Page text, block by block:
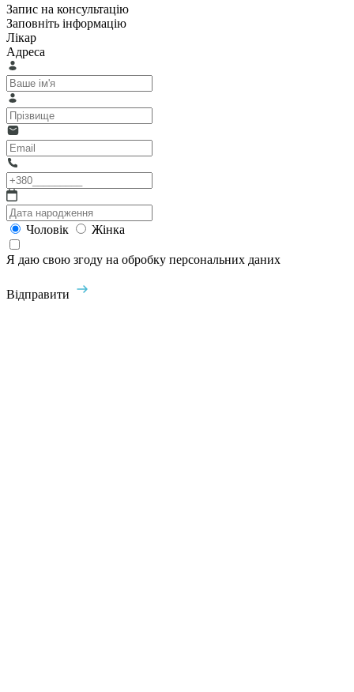
Запис на консультацію
Заповніть інформацію
Лікар
Адреса
Чоловік Жінка
Я даю свою згоду на обробку персональних даних
Відправити